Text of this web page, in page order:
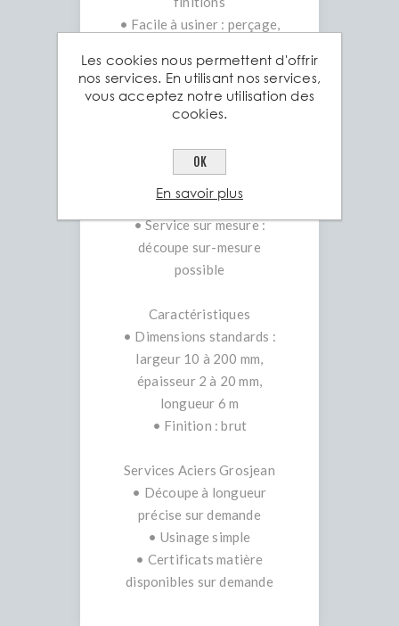
• Facile à usiner : perçage,
découpe aisés
• Durabilité : excellente
résistance à la corrosion,
• Esthétique nette :
surface lisse, compatible
anodisation et laquage
• Service sur mesure :
découpe sur-mesure
possible
Caractéristiques
• Dimensions standards :
largeur 10 à 200 mm,
épaisseur 2 à 20 mm,
longueur 6 m
• Finition : brut
Services Aciers Grosjean
• Découpe à longueur
précise sur demande
• Usinage simple
• Certificats matière
disponibles sur demande
Les cookies nous permettent d'offrir
nos services. En utilisant nos services,
vous acceptez notre utilisation des
cookies.
OK
En savoir plus